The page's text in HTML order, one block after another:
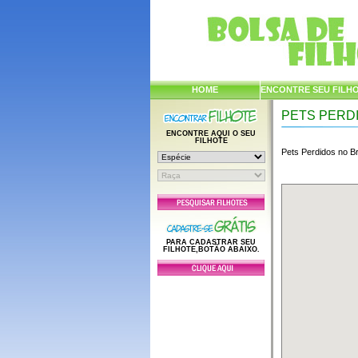
HOME ENCONTRE SEU
ENCONTRE AQUI O SEU
FILHOTE
PARA CADASTRAR SEU
FILHOTE,BOTÃO ABAIXO.
PETS
Pets Perdidos no